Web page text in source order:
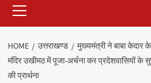
Menu
HOME उत्तराखण्ड
मुख्यमंत्री ने बाबा
मंदिर उखीमठ में पूजा-अर्चना कर प्रदेशवासियों के
की प्रार्थना